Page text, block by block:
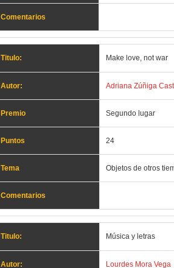
Comentarios
Titulo: Make love, not war
Autor: Adriana Zúñiga
Premio Segundo lugar
Puntos 24
Tema Objetos de otros
Comentarios
Titulo: Música y letras
Autor: Lourdes Mora Vega